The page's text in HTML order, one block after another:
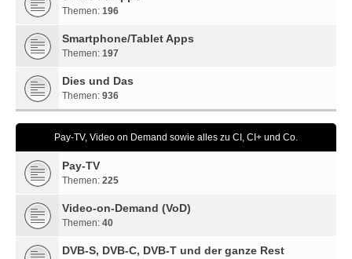
Themen: 196
Smartphone/Tablet Apps
Themen: 197
Dies und Das
Themen: 936
Pay-TV, Video on Demand sowie alles zu CI, CI+ und Co.
Pay-TV
Themen: 225
Video-on-Demand (VoD)
Themen: 40
DVB-S, DVB-C, DVB-T und der ganze Rest